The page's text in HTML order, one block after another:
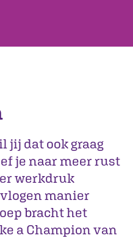
jij dat ook graag
je naar meer rust
werkdruk
manier
bracht het
a Champion van